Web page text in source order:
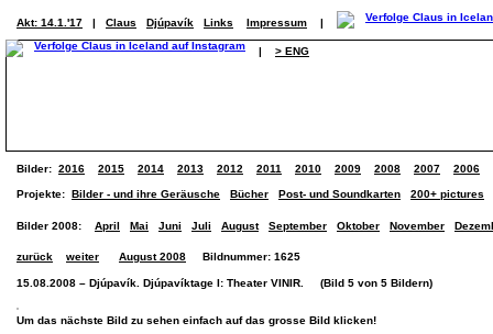
Akt: 14.1.'17 | Claus Djúpavík Links Impressum |
| > ENG
Bilder: 2016 2015 2014 2013 2012 2011 2010 2009 2008 2007 2006
Projekte: Bilder - und ihre Geräusche Bücher Post- und Soundkarten 200+ pictures
Bilder 2008: April Mai Juni Juli August September Oktober November
zurück weiter August 2008 Bildnummer: 1625
15.08.2008 – Djúpavík. Djúpavíktage I: Theater VINIR. (Bild 5 von 5 Bildern)
Um das nächste Bild zu sehen einfach auf das grosse Bild klicken!